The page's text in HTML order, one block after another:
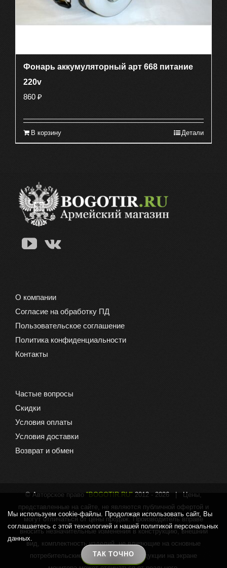
Фонарь аккумуляторный арт 668 питание
220v
860 ₽
В корзину Детали
О компании
Согласие на обработку ПД
Пользовательское соглашение
Политика конфиденциальности
Контакты
Частые вопросы
Скидки
Условия оплаты
Условия доставки
Возврат и обмен
© Авторское право "BOGOTIR.RU" 2012 - 2026 | Цены,
представленные на сайте, не являются публичной офертой и
могут отличаться от цены продаж. Производитель вправе
вносить незначительные изменения в конструкцию, внешний
вид, комплектность изделий, не влияющие на основные
потребительские свойства. Цвет продукции на экране
Мы используем cookie-файлы. Продолжая использовать сайт, Вы
соглашаетесь с этой технологией и нашей политикой персональных
данных.
ТАК ТОЧНО